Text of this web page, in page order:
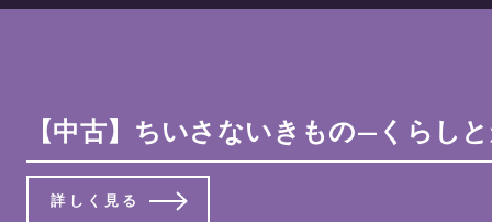
【中古】ちいさないきもの—くらし
詳しく見る